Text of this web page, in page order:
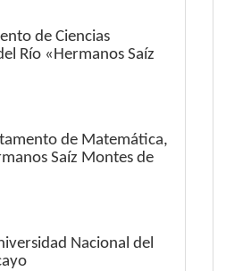
de Ciencias
Río «Hermanos Saíz
de Matemática,
Saíz Montes de
Nacional del